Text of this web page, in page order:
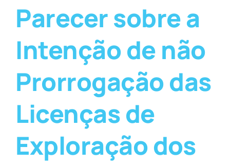
Parecer sobre a
Intenção de não
Prorrogação das
Licenças de
Exploração dos